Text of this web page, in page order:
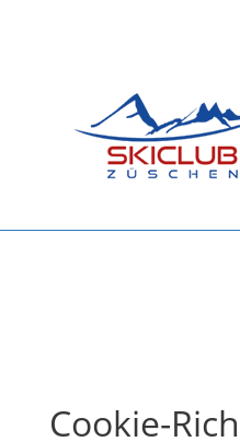
Cookie-